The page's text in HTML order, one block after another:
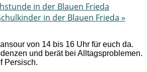
in der Blauen Frieda
in der Blauen Frieda »
von 14 bis 16 Uhr für euch da.
und berät bei Alltagsproblemen.
Persisch.